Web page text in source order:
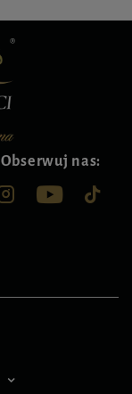
Obserwuj nas: